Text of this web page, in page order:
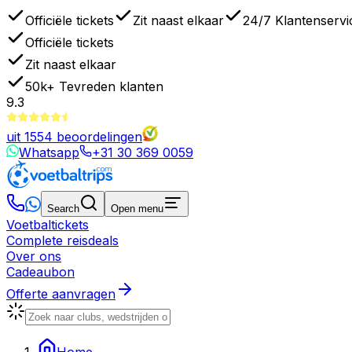
Officiële tickets Zit naast elkaar
24/7
Officiële tickets
Zit naast elkaar
50k+ Tevreden klanten
9.3
uit 1554 beoordelingen
Whatsapp
+31 30 369 0059
Search Open menu
Voetbaltickets
Complete reisdeals
Over ons
Cadeaubon
Offerte aanvragen